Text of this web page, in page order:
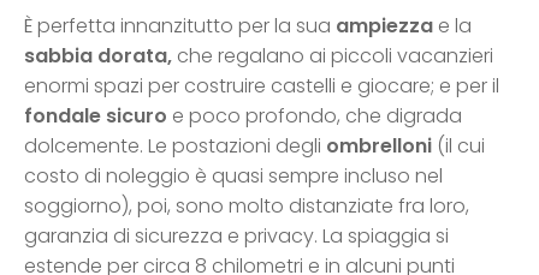
È perfetta innanzitutto per la sua ampiezza e la
sabbia dorata, che regalano ai piccoli vacanzieri
enormi spazi per costruire castelli e giocare; e per il
fondale sicuro e poco profondo, che digrada
dolcemente. Le postazioni degli ombrelloni (il cui
costo di noleggio è quasi sempre incluso nel
soggiorno), poi, sono molto distanziate fra loro,
garanzia di sicurezza e privacy. La spiaggia si
estende per circa 8 chilometri e in alcuni punti